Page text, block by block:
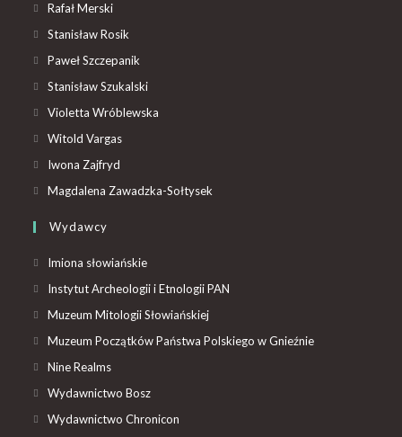
Rafał Merski
Stanisław Rosik
Paweł Szczepanik
Stanisław Szukalski
Violetta Wróblewska
Witold Vargas
Iwona Zajfryd
Magdalena Zawadzka-Sołtysek
Wydawcy
Imiona słowiańskie
Instytut Archeologii i Etnologii PAN
Muzeum Mitologii Słowiańskiej
Muzeum Początków Państwa Polskiego w Gnieźnie
Nine Realms
Wydawnictwo Bosz
Wydawnictwo Chronicon